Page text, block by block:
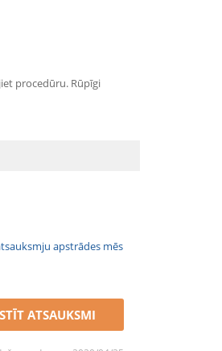
procedūru. Rūpīgi
apstrādes mēs
ATSAUKSMI